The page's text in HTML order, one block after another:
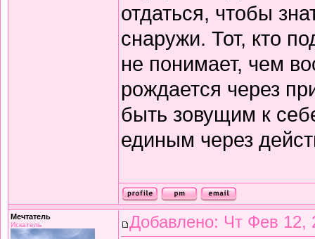
отдаться, чтобы
снаружи. Тот, кто
не понимает, чем
рождается через
быть зовущим к
единым через
Мечтатель
Искатель Добавлено: Чт Фев 12,